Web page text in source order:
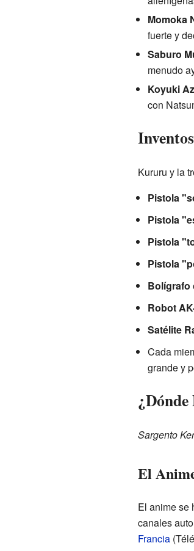
Momoka
fuerte y
Saburo
menudo
Koyuki
con
Kururu y la
Pistola
Pistola
Pistola
Pistola
Bolígrafo
Robot
Satélite
Cada
grande y
Sargento
El
El anime se
canales
Francia